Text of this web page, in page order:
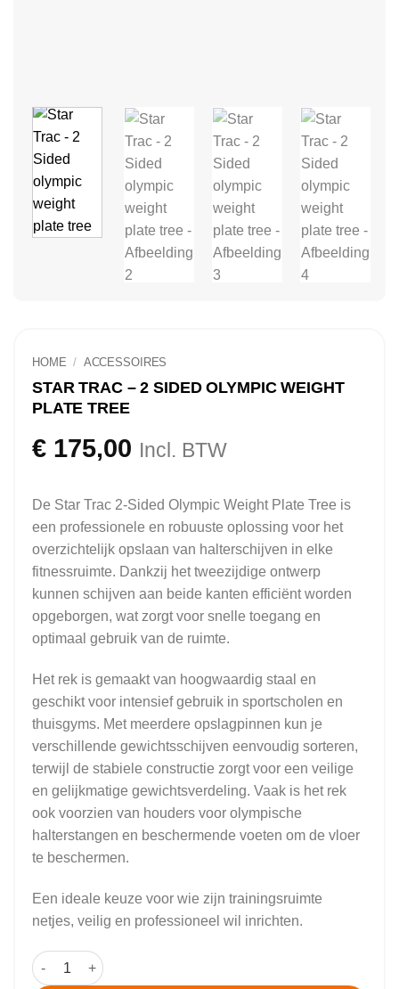
HOME / ACCESSOIRES
STAR TRAC – 2 SIDED OLYMPIC WEIGHT
PLATE TREE
€175,00 Incl. BTW
De Star Trac 2-Sided Olympic Weight Plate Tree is
een professionele en robuuste oplossing voor het
overzichtelijk opslaan van halterschijven in elke
fitnessruimte. Dankzij het tweezijdige ontwerp
kunnen schijven aan beide kanten efficiënt worden
opgeborgen, wat zorgt voor snelle toegang en
optimaal gebruik van de ruimte.
Het rek is gemaakt van hoogwaardig staal en
geschikt voor intensief gebruik in sportscholen en
thuisgyms. Met meerdere opslagpinnen kun je
verschillende gewichtsschijven eenvoudig sorteren,
terwijl de stabiele constructie zorgt voor een veilige
en gelijkmatige gewichtsverdeling. Vaak is het rek
ook voorzien van houders voor olympische
halterstangen en beschermende voeten om de vloer
te beschermen.
Een ideale keuze voor wie zijn trainingsruimte
netjes, veilig en professioneel wil inrichten.
Star Trac - 2 Sided olympic weight plate tree aantal